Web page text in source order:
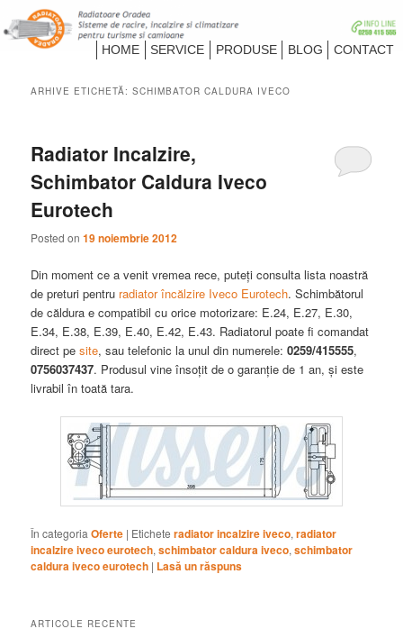
Radiatoare Oradea
Despre Radiatoare Camioane si Turisme
HOME SERVICE PRODUSE BLOG CONTACT
ARHIVE ETICHETĂ:SCHIMBATOR CALDURA IVECO
Radiator Incalzire,
Schimbator Caldura Iveco
Eurotech
Posted on19 noiembrie 2012
Din moment ce a venit vremea rece, puteți consulta lista noastră
de preturi pentru radiator încălzire Iveco Eurotech. Schimbătorul
de căldura e compatibil cu orice motorizare: E.24, E.27, E.30,
E.34, E.38, E.39, E.40, E.42, E.43. Radiatorul poate fi comandat
direct pesite, sau telefonic la unul din numerele:0259/415555,
0756037437. Produsul vine însoțit de o garanție de 1 an, și este
livrabil în toată tara.
În categoria Oferte | Etichete radiator incalzire iveco,radiator
incalzire iveco eurotech,schimbator caldura iveco,schimbator
caldura iveco eurotech | Lasă un răspuns
ARTICOLE RECENTE